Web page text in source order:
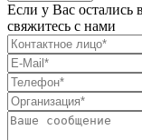
Если у Вас остались
свяжитесь с нами